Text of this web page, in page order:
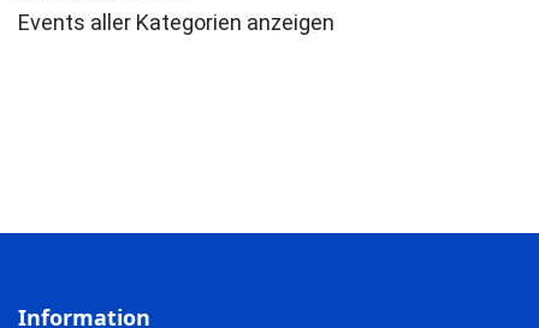
Events aller Kategorien anzeigen
Information